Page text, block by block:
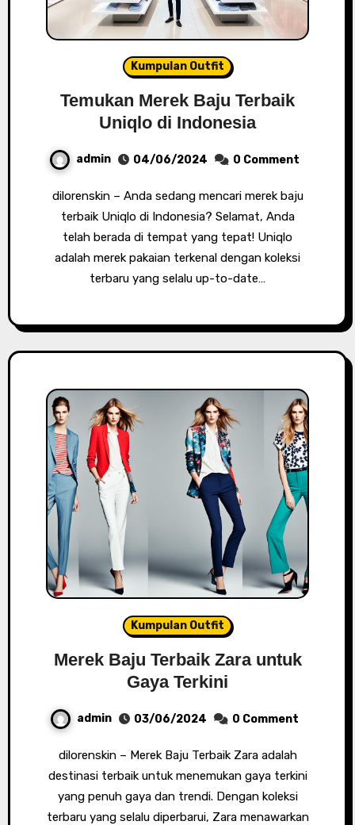
Kumpulan Outfit
Temukan Merek Baju Terbaik
Uniqlo di Indonesia
admin 04/06/2024 0 Comment
dilorenskin – Anda sedang mencari merek baju
terbaik Uniqlo di Indonesia? Selamat, Anda
telah berada di tempat yang tepat! Uniqlo
adalah merek pakaian terkenal dengan koleksi
terbaru yang selalu up-to-date…
Kumpulan Outfit
Merek Baju Terbaik Zara untuk
Gaya Terkini
admin 03/06/2024 0 Comment
dilorenskin – Merek Baju Terbaik Zara adalah
destinasi terbaik untuk menemukan gaya terkini
yang penuh gaya dan trendi. Dengan koleksi
terbaru yang selalu diperbarui, Zara menawarkan